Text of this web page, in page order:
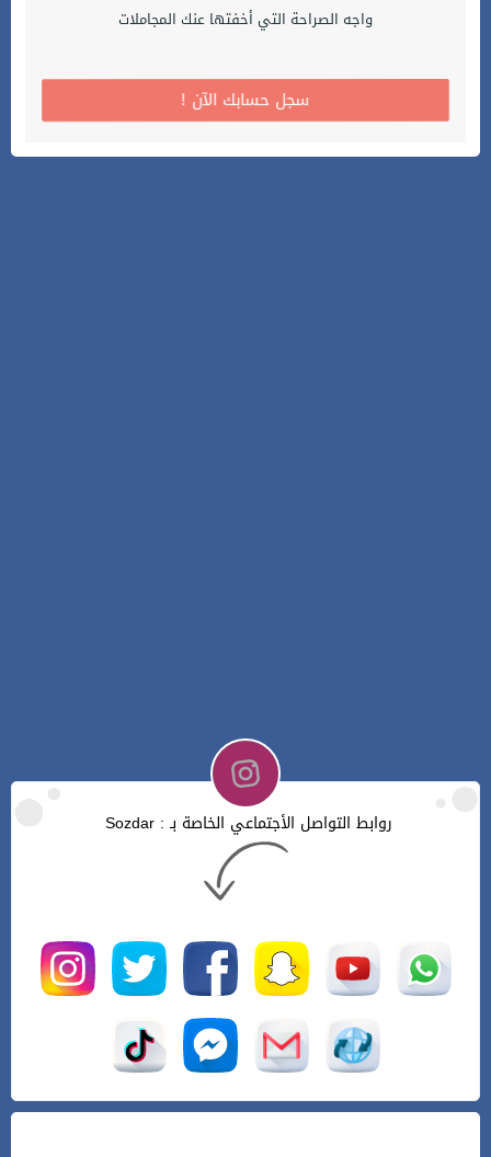
واجه الصراحة التي أخفتها عنك المجاملات
! سجل حسابك الآن
روابط التواصل الأجتماعي الخاصة بـ : Sozdar